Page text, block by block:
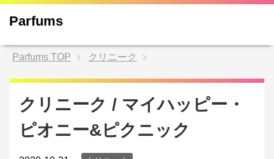
Parfums
Parfums TOP クリニーク
クリニーク / マイハッピー・
ピオニー&ピクニック